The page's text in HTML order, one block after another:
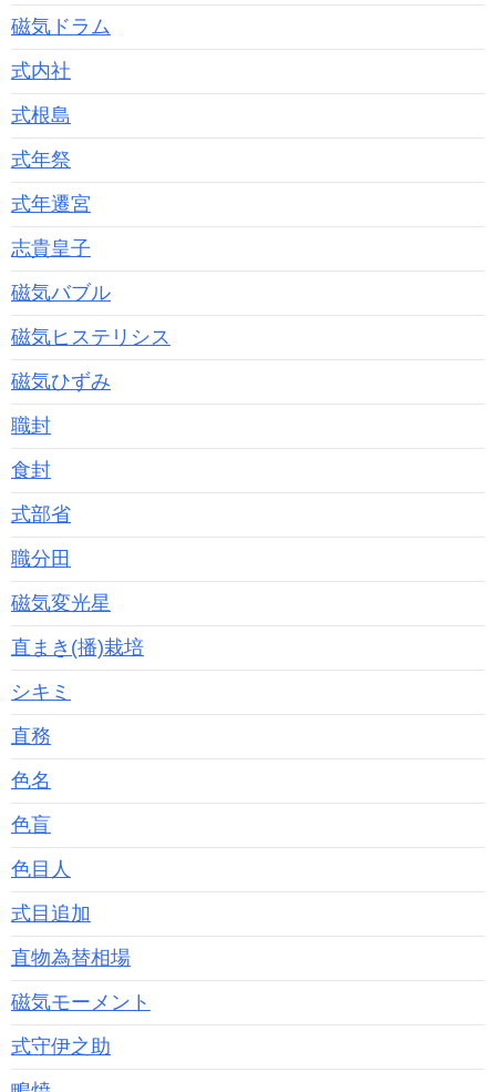
磁気ドラム
式内社
式根島
式年祭
式年遷宮
志貴皇子
磁気バブル
磁気ヒステリシス
磁気ひずみ
職封
食封
式部省
職分田
磁気変光星
直まき(播)栽培
シキミ
直務
色名
色盲
色目人
式目追加
直物為替相場
磁気モーメント
式守伊之助